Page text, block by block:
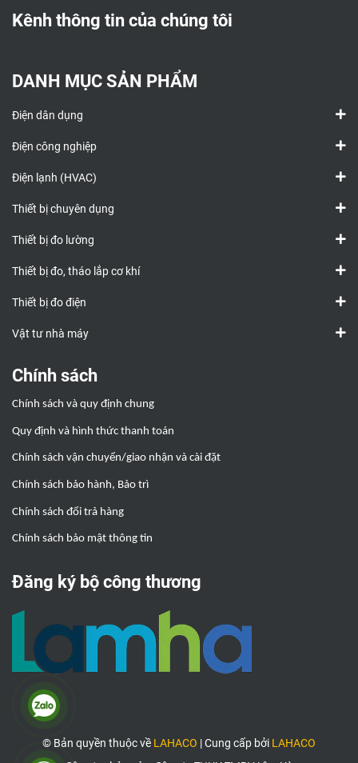
Kênh thông tin của chúng tôi
DANH MỤC SẢN PHẨM
Điện dân dụng
Điện công nghiệp
Điện lạnh (HVAC)
Thiết bị chuyên dụng
Thiết bị đo lường
Thiết bị đo, tháo lắp cơ khí
Thiết bị đo điện
Vật tư nhà máy
Chính sách
Chính sách và quy định chung
Quy định và hình thức thanh toán
Chính sách vận chuyển/giao nhận và cài đặt
Chính sách bảo hành, Bảo trì
Chính sách đổi trả hàng
Chính sách bảo mật thông tin
Đăng ký bộ công thương
© Bản quyền thuộc về LAHACO |Cung cấp bởi LAHACO